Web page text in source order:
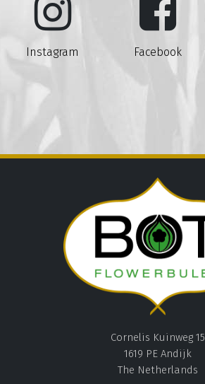
Instagram Facebook
Cornelis Kuinweg 15
1619 PE Andijk
The Netherlands